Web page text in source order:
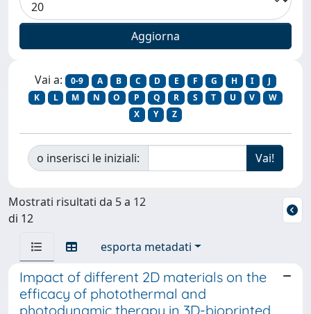
Vai a: 0-9 A B C D E F G H I
J
K
L M N O P Q R S T U V
W
X
Y Z
o inserisci le iniziali:
Mostrati risultati da 5 a 12
di 12
esporta metadati
Impact of different 2D materials on the
efficacy of photothermal and
photodynamic therapy in 3D-bioprinted